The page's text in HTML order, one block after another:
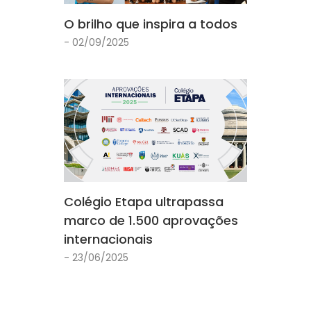
O brilho que inspira a todos
- 02/09/2025
Colégio Etapa ultrapassa
marco de 1.500 aprovações
internacionais
- 23/06/2025